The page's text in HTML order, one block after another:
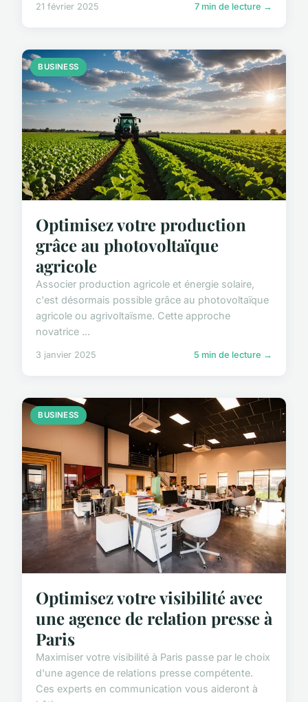
21 février 2025 7 min de lecture →
BUSINESS
Optimisez votre production
grâce au photovoltaïque
agricole
Associer production agricole et énergie solaire,
c'est désormais possible grâce au photovoltaïque
agricole ou agrivoltaïsme. Cette approche
novatrice ...
3 janvier 2025 5 min de lecture →
BUSINESS
Optimisez votre visibilité avec
une agence de relation presse à
Paris
Maximiser votre visibilité à Paris passe par le choix
d'une agence de relations presse compétente.
Ces experts en communication vous aideront à